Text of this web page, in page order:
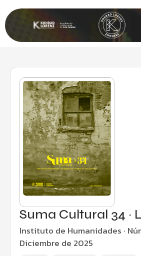
Suma Cultural 34 ·
Instituto de Humanidades ·
Diciembre de 2025